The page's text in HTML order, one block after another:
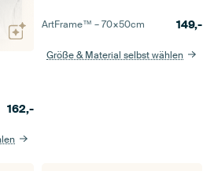
162,-
ArtFrame™ –70×50cm 149,-
Größe & Material selbst wählen